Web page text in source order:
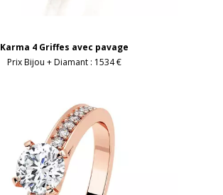
Karma 4 Griffes avec pavage
Prix Bijou + Diamant : 1534 €